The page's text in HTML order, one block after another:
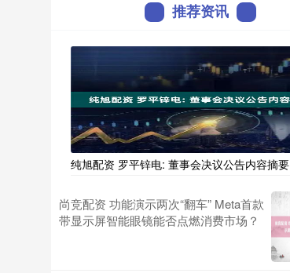
推荐资讯
纯旭配资 罗平锌电: 董事会决议公告内容摘要
尚竞配资 功能演示两次“翻车” Meta首款
带显示屏智能眼镜能否点燃消费市场？